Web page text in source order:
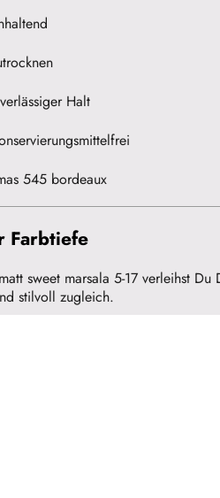
Halt
545 bordeaux
Farbtiefe
sweet marsala 5-17 verleihst
stilvoll zugleich.